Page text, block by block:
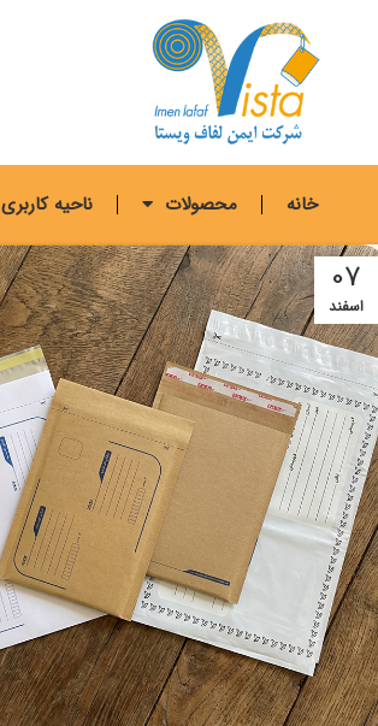
خانه محصولات ناحیه کاربری
07
اسفند